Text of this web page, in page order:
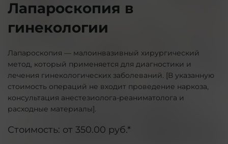
Лапароскопия в
гинекологии
Лапароскопия — малоинвазивный хирургический
метод, который применяется для диагностики и
лечения гинекологических заболеваний. [В указанную
стоимость операций не входит проведение наркоза,
консультация анестезиолога-реаниматолога и
расходные материалы].
Стоимость: от 350.00 руб.*